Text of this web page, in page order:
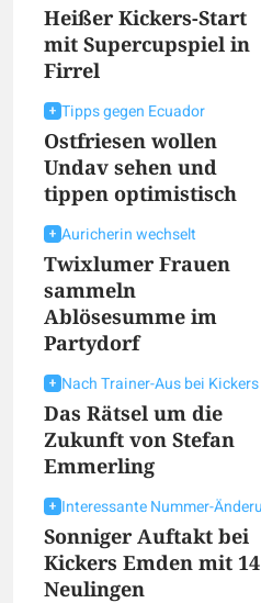
Heißer Kickers-Start
mit Supercupspiel in
Firrel
Tipps gegen Ecuador
Ostfriesen wollen
Undav sehen und
tippen optimistisch
Auricherin wechselt
Twixlumer Frauen
sammeln
Ablösesumme im
Partydorf
Nach Trainer-Aus bei Kickers
Das Rätsel um die
Zukunft von Stefan
Emmerling
Sonniger Auftakt bei
Kickers Emden mit 14
Neulingen